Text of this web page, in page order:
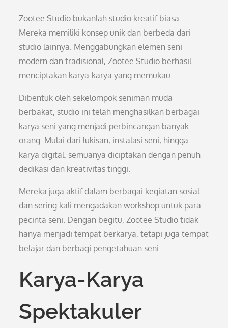
Zootee Studio bukanlah studio kreatif biasa.
Mereka memiliki konsep unik dan berbeda dari
studio lainnya. Menggabungkan elemen seni
modern dan tradisional, Zootee Studio berhasil
menciptakan karya-karya yang memukau.
Dibentuk oleh sekelompok seniman muda
berbakat, studio ini telah menghasilkan berbagai
karya seni yang menjadi perbincangan banyak
orang. Mulai dari lukisan, instalasi seni, hingga
karya digital, semuanya diciptakan dengan penuh
dedikasi dan kreativitas tinggi.
Mereka juga aktif dalam berbagai kegiatan sosial
dan sering kali mengadakan workshop untuk para
pecinta seni. Dengan begitu, Zootee Studio tidak
hanya menjadi tempat berkarya, tetapi juga tempat
belajar dan berbagi pengetahuan seni.
Karya-Karya
Spektakuler